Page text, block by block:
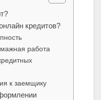
кредитов?
работа
к заемщику